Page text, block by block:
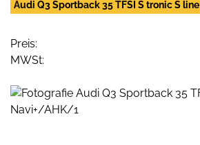
Audi Q3 Sportback 35 TFSI S tronic S
Preis:
MWSt: